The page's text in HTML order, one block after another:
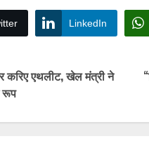
LinkedIn
एथलीट, खेल मंत्री ने
रूप